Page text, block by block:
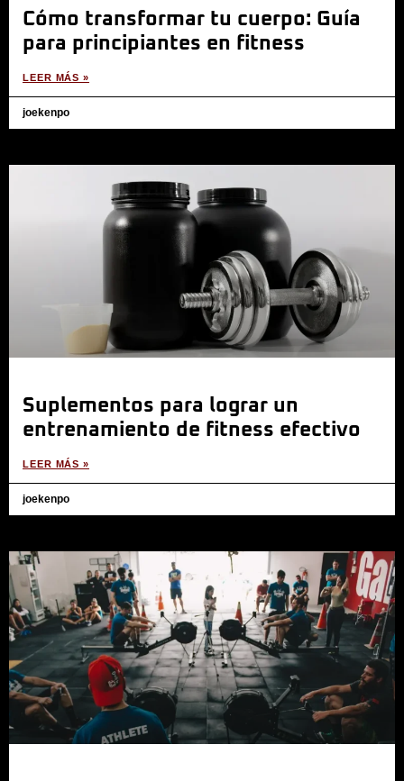
Cómo transformar tu cuerpo: Guía
para principiantes en fitness
LEER MÁS »
joekenpo
Suplementos para lograr un
entrenamiento de fitness efectivo
LEER MÁS »
joekenpo